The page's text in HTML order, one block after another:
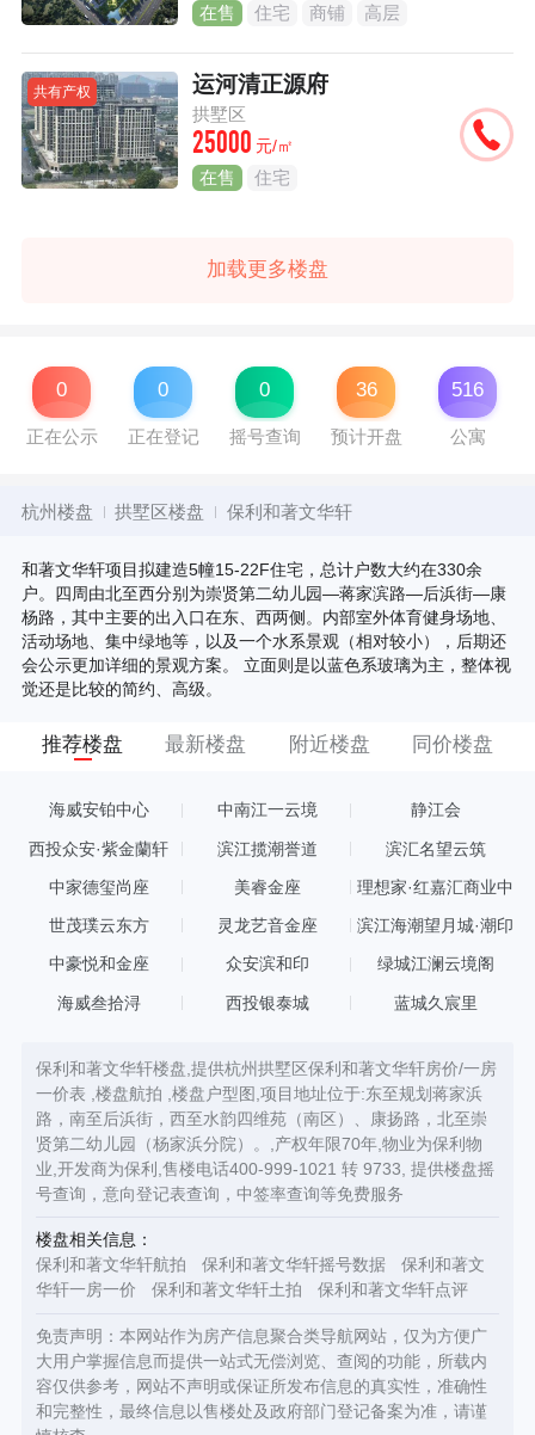
在售 住宅 商铺 高层
共有产权 运河清正源府
拱墅区
25000 元/㎡
在售 住宅
加载更多楼盘
0
正在公示
0
正在登记
0
摇号查询
36
预计开盘
516
公寓
杭州楼盘 拱墅区楼盘 保利和著文华轩
和著文华轩项目拟建造5幢15-22F住宅，总计户数大约在330余
户。四周由北至西分别为崇贤第二幼儿园—蒋家滨路—后浜街—康
杨路，其中主要的出入口在东、西两侧。内部室外体育健身场地、
活动场地、集中绿地等，以及一个水系景观（相对较小），后期还
会公示更加详细的景观方案。 立面则是以蓝色系玻璃为主，整体视
觉还是比较的简约、高级。
推荐楼盘 最新楼盘 附近楼盘 同价楼盘
海威安铂中心 中南江一云境 静江会
西投众安·紫金蘭轩 滨江揽潮誉道 滨汇名望云筑
中家德玺尚座 美睿金座
理想家·红嘉汇商业中
世茂璞云东方 灵龙艺音金座 滨江海潮望月城·潮印
中豪悦和金座 众安滨和印 绿城江澜云境阁
海威叁拾浔 西投银泰城 蓝城久宸里
保利和著文华轩楼盘,提供杭州拱墅区保利和著文华轩房价/一房
一价表 ,楼盘航拍 ,楼盘户型图,项目地址位于:东至规划蒋家浜
路，南至后浜街，西至水韵四维苑（南区）、康扬路，北至崇
贤第二幼儿园（杨家浜分院）。,产权年限70年,物业为保利物
业,开发商为保利,售楼电话400-999-1021 转 9733, 提供楼盘摇
号查询，意向登记表查询，中签率查询等免费服务
楼盘相关信息：
保利和著文华轩航拍
保利和著文华轩摇号数据
保利和著文
华轩一房一价
保利和著文华轩土拍 保利和著文华轩点评
免责声明：本网站作为房产信息聚合类导航网站，仅为方便广
大用户掌握信息而提供一站式无偿浏览、查阅的功能，所载内
容仅供参考，网站不声明或保证所发布信息的真实性，准确性
和完整性，最终信息以售楼处及政府部门登记备案为准，请谨